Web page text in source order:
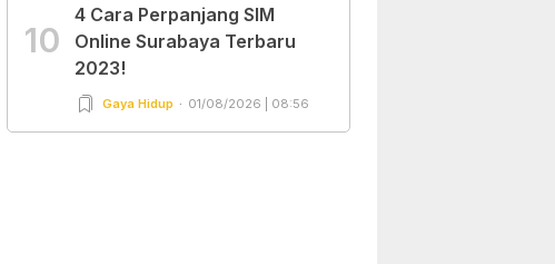
10
4 Cara Perpanjang SIM
Online Surabaya Terbaru
2023!
Gaya Hidup 01/08/2026 | 08:56